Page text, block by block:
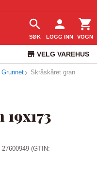
SØK LOGG INN VOGN
VELG VAREHUS
KUNDESERVICE
Grunnet Skråskåret gran
27600949 (GTIN: